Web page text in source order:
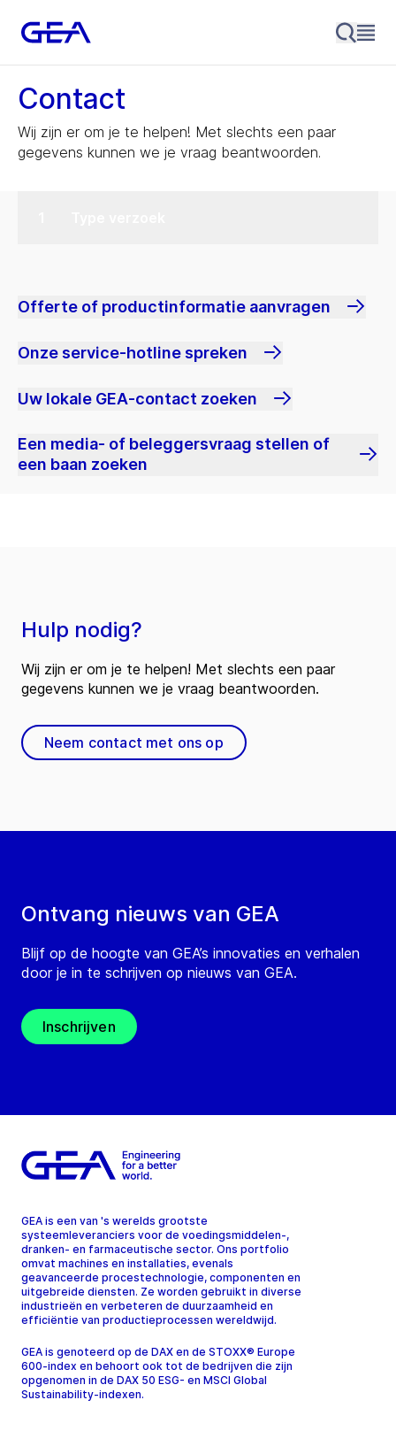
Contact
Wij zijn er om je te helpen! Met slechts een paar
gegevens kunnen we je vraag beantwoorden.
Offerte of productinformatie aanvragen
Onze service-hotline spreken
Uw lokale GEA-contact zoeken
Een media- of beleggersvraag stellen of
een baan zoeken
Ontvang nieuws van GEA
Blijf op de hoogte van GEA’s innovaties en verhalen
door je in te schrijven op nieuws van GEA.
Inschrijven
Hulp nodig?
Wij zijn er om je te helpen! Met slechts een paar
gegevens kunnen we je vraag beantwoorden.
Neem contact met ons op
GEA is een van 's werelds grootste
systeemleveranciers voor de voedingsmiddelen-,
dranken- en farmaceutische sector. Ons portfolio
omvat machines en installaties, evenals
geavanceerde procestechnologie, componenten en
uitgebreide diensten. Ze worden gebruikt in diverse
industrieën en verbeteren de duurzaamheid en
efficiëntie van productieprocessen wereldwijd.
GEA is genoteerd op de DAX en de STOXX® Europe
600-index en behoort ook tot de bedrijven die zijn
opgenomen in de DAX 50 ESG- en MSCI Global
Sustainability-indexen.